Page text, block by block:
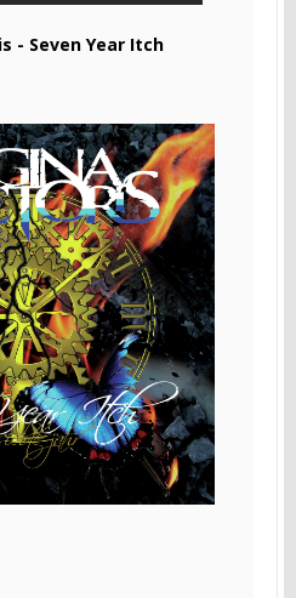
- Seven Year Itch